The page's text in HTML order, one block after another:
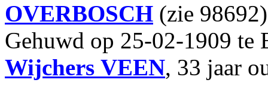
OVERBOSCH (zie
Gehuwd op 25-02-1909 te
Wijchers VEEN, 33 jaar